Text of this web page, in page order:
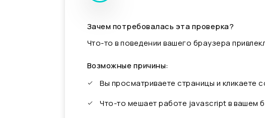
Зачем потребовалась эта проверка?
Что-то в поведении вашего браузера
Возможные причины:
Вы просматриваете страницы и
Что-то мешает работе javascript в вашем